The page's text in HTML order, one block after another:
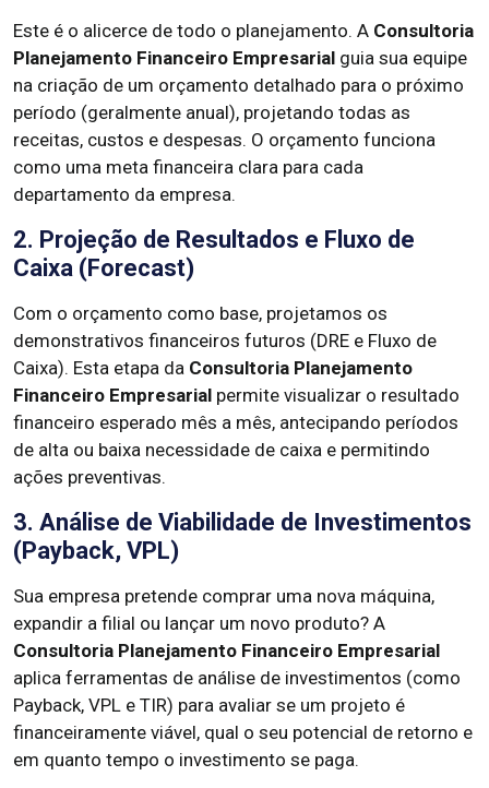
Este é o alicerce de todo o planejamento. A Consultoria
Planejamento Financeiro Empresarial guia sua equipe
na criação de um orçamento detalhado para o próximo
período (geralmente anual), projetando todas as
receitas, custos e despesas. O orçamento funciona
como uma meta financeira clara para cada
departamento da empresa.
2. Projeção de Resultados e Fluxo de
Caixa (Forecast)
Com o orçamento como base, projetamos os
demonstrativos financeiros futuros (DRE e Fluxo de
Caixa). Esta etapa da Consultoria Planejamento
Financeiro Empresarial permite visualizar o resultado
financeiro esperado mês a mês, antecipando períodos
de alta ou baixa necessidade de caixa e permitindo
ações preventivas.
3. Análise de Viabilidade de Investimentos
(Payback, VPL)
Sua empresa pretende comprar uma nova máquina,
expandir a filial ou lançar um novo produto? A
Consultoria Planejamento Financeiro Empresarial
aplica ferramentas de análise de investimentos (como
Payback, VPL e TIR) para avaliar se um projeto é
financeiramente viável, qual o seu potencial de retorno e
em quanto tempo o investimento se paga.